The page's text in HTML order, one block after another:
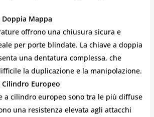
Mappa
offrono una chiusura sicura e
per porte blindate. La chiave a doppia
una dentatura complessa, che
la duplicazione e la manipolazione.
Europeo
a cilindro europeo sono tra le più diffuse
una resistenza elevata agli attacchi